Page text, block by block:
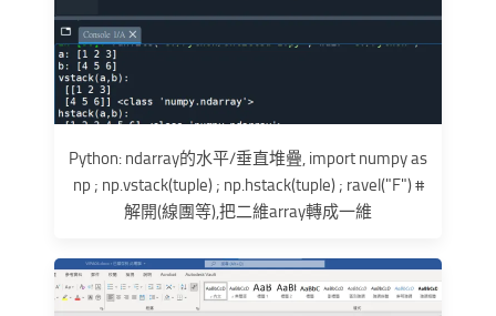
Python: ndarray的水平/垂直堆疊, import numpy as
np ; np.vstack(tuple) ; np.hstack(tuple) ; ravel("F") #
解開(線團等),把二維array轉成一維